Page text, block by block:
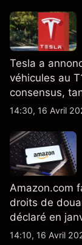
énergétique.
Tesla a
véhicules au
consensus,
également la
nouveau SUV.
TSLA
14:30, 16 Avril
Amazon.com
droits de
déclaré en
d'importation
14:10, 16 Avril